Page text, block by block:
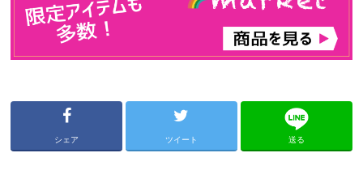
シェア ツイート 送る